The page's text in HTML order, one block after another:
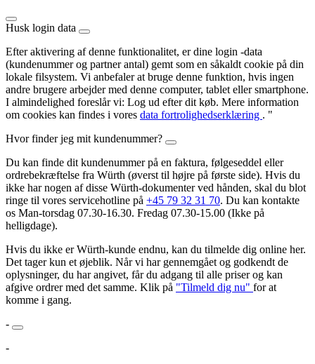
Husk login data
Efter aktivering af denne funktionalitet, er dine login -data
(kundenummer og partner antal) gemt som en såkaldt cookie på din
lokale filsystem. Vi anbefaler at bruge denne funktion, hvis ingen
andre brugere arbejder med denne computer, tablet eller smartphone.
I almindelighed foreslår vi: Log ud efter dit køb. Mere information
om cookies kan findes i vores data fortrolighedserklæring . "
Hvor finder jeg mit kundenummer?
Du kan finde dit kundenummer på en faktura, følgeseddel eller
ordrebekræftelse fra Würth (øverst til højre på første side). Hvis du
ikke har nogen af disse Würth-dokumenter ved hånden, skal du blot
ringe til vores servicehotline på +45 79 32 31 70. Du kan kontakte
os Man-torsdag 07.30-16.30. Fredag 07.30-15.00 (Ikke på
helligdage).
Hvis du ikke er Würth-kunde endnu, kan du tilmelde dig online her.
Det tager kun et øjeblik. Når vi har gennemgået og godkendt de
oplysninger, du har angivet, får du adgang til alle priser og kan
afgive ordrer med det samme. Klik på "Tilmeld dig nu" for at
komme i gang.
-
-